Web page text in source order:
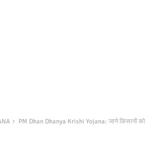
PM Dhan Dhanya Krishi Yojana: जाने किसानों को